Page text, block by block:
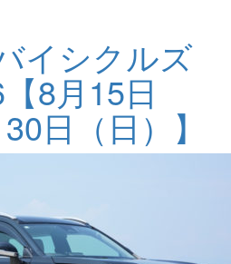
イシクルズ
8月15日
日（日）】